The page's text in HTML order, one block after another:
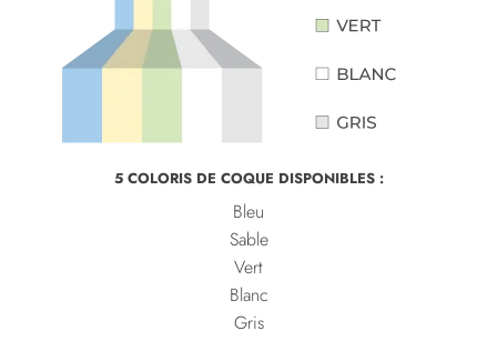
5 COLORIS DE COQUE DISPONIBLES :
Bleu
Sable
Vert
Blanc
Gris